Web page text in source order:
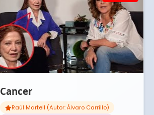
Cancer
Raúl Martell (Autor: Álvaro Carrillo)